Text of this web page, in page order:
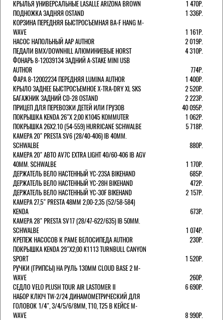
КРЫЛЬЯ УНИВЕРСАЛЬНЫЕ LASALLE ARIZONA BROWN
1 470Р.
ПОДНОЖКА ЗАДНЯЯ OSTAND
1 336Р.
КОРЗИНА ПЕРЕДНЯЯ БЫСТРОСЪЕМНАЯ BA-F HANG M-
WAVE
1 161Р.
НАСОС НАПОЛЬНЫЙ AAP AUTHOR
2 019Р.
ПЕДАЛИ BMX/DOWNHILL АЛЮМИНИЕВЫЕ HORST
4 310Р.
ФОНАРЬ 8-12039134 ЗАДНИЙ A-STAKE MINI USB
AUTHOR
774Р.
ФАРА 8-12002234 ПЕРЕДНЯЯ LUMINA AUTHOR
1 400Р.
КРЫЛО ЗАДНЕЕ БЫСТРОСЪЕМНОЕ X-TRA-DRY XL SKS
2 520Р.
БАГАЖНИК ЗАДНИЙ CD-28 OSTAND
2 223Р.
ПРИЦЕП ДЛЯ ПЕРЕВОЗКИ ДЕТЕЙ ИЛИ ГРУЗОВ
40 095Р.
ПОКРЫШКА KENDA 26"Х 2,00 K1045 KOMMUTER
1 062Р.
ПОКРЫШКА 26X2.10 (54-559) HURRICANE SCHWALBE
5 718Р.
КАМЕРА 20" PRESTA SV6 (28/40-406) IB 40MM.
SCHWALBE
880Р.
КАМЕРА 20" АВТО AV7C EXTRA LIGHT 40/60-406 IB AGV
40MM. SCHWALBE
1 170Р.
ДЕРЖАТЕЛЬ ВЕЛО НАСТЕННЫЙ YC-23SA BIKEHAND
685Р.
ДЕРЖАТЕЛЬ ВЕЛО НАСТЕННЫЙ YC-28H BIKEHAND
472Р.
ДЕРЖАТЕЛЬ ВЕЛО НАСТЕННЫЙ YC-30F BIKEHAND
2 157Р.
КАМЕРА 27,5" PRESTA 48ММ 2,00-2,35 (52/58-584)
KENDA
673Р.
КАМЕРА 28" PRESTA SV17 (28/47-622/635) IB 50MM.
SCHWALBE
1 074Р.
КРЕПЕЖ НАСОСОВ К РАМЕ ВЕЛОСИПЕДА AUTHOR
230Р.
ПОКРЫШКА KENDA 29"Х2,00 K1113 TURNBULL CANYON
SPORT
1 520Р.
РУЧКИ (ГРИПСЫ) НА РУЛЬ 130ММ CLOUD BASE 2 M-
WAVE
260Р.
СЕДЛО VELO PLUSH TOUR AIR LASTOMER II
6 690Р.
НАБОР КЛЮЧ TW-2/24 ДИНАМОМЕТРИЧЕСКИЙ ДЛЯ
ГОЛОВОК 1/4", 3/4/5/6/8ММ, T10, T25 В КЕЙСЕ M-
WAVE
8 990Р.